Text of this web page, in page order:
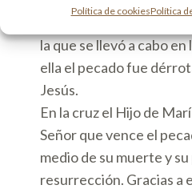
Política de cookiesPolítica
la que se llevó a cabo
ella el pecado fue
Jesús.
En la cruz el Hijo de
Señor que vence el
medio de su muerte y
resurrección. Gracias a